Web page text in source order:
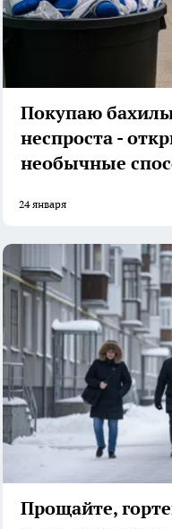
Покупаю
неспроста -
необычные
24 января
Прощайте,